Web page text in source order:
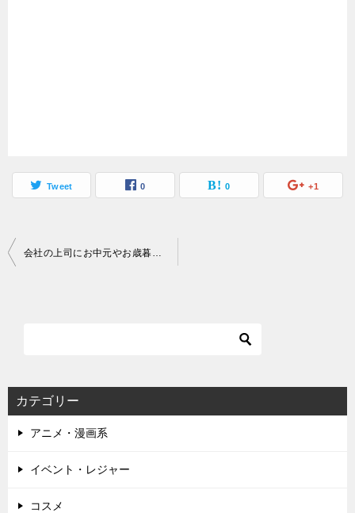
Tweet 0 0 +1
投
ー
シ
ョ
ン
会社の上司にお中元やお歳暮の渡す時期や渡し方は？ダメなものとは？
カテゴリー
アニメ・漫画系
イベント・レジャー
コスメ